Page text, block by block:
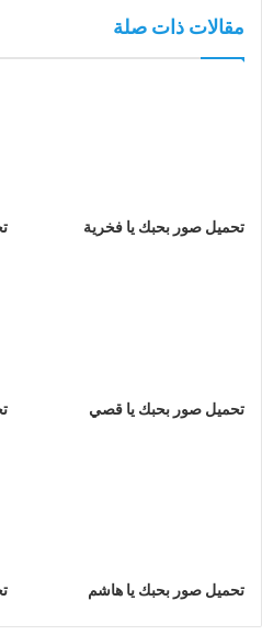
مقالات ذات صلة
تحميل صور بحبك يا فخرية
تحميل صور بحبك يا قصي
تحميل صور بحبك يا هاشم